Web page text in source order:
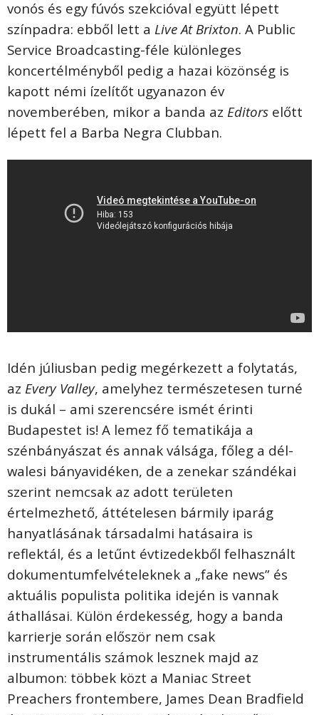
vonós és egy fúvós szekcióval együtt lépett
színpadra: ebből lett a Live At Brixton. A Public
Service Broadcasting-féle különleges
koncertélményből pedig a hazai közönség is
kapott némi ízelítőt ugyanazon év
novemberében, mikor a banda az Editors előtt
lépett fel a Barba Negra Clubban.
Idén júliusban pedig megérkezett a folytatás,
az Every Valley, amelyhez természetesen turné
is dukál – ami szerencsére ismét érinti
Budapestet is! A lemez fő tematikája a
szénbányászat és annak válsága, főleg a dél-
walesi bányavidéken, de a zenekar szándékai
szerint nemcsak az adott területen
értelmezhető, áttételesen bármily iparág
hanyatlásának társadalmi hatásaira is
reflektál, és a letűnt évtizedekből felhasznált
dokumentumfelvételeknek a „fake news” és
aktuális populista politika idején is vannak
áthallásai. Külön érdekesség, hogy a banda
karrierje során először nem csak
instrumentális számok lesznek majd az
albumon: többek közt a Maniac Street
Preachers frontembere, James Dean Bradfield